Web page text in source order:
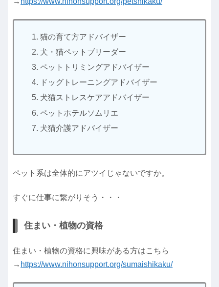
猫の育て方アドバイザー
犬・猫ペットブリーダー
ペットトリミングアドバイザー
ドッグトレーニングアドバイザー
犬猫ストレスケアアドバイザー
ペットホテルソムリエ
犬猫介護アドバイザー
ペット系は全体的にアツイじゃないですか。
すぐに仕事に繋がりそう・・・
住まい・植物の資格
住まい・植物の資格に興味がある方はこちら
→ https://www.nihonsupport.org/sumaishikaku/